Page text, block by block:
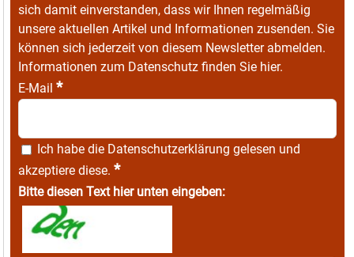
sich damit einverstanden, dass wir Ihnen regelmäßig
unsere aktuellen Artikel und Informationen zusenden. Sie
können sich jederzeit von diesem Newsletter abmelden.
Informationen zum Datenschutz finden Sie hier.
E-Mail *
Ich habe die Datenschutzerklärung gelesen und
akzeptiere diese. *
Bitte diesen Text hier unten eingeben: